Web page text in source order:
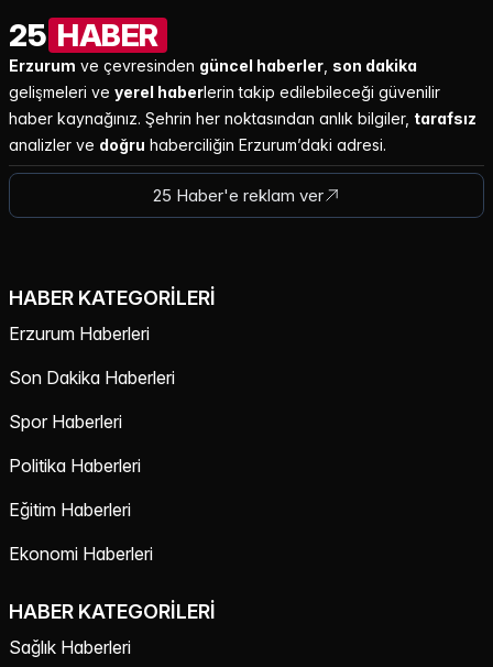
25 HABER
Erzurum ve çevresinden güncel haberler son dakika
gelişmeleri ve yerel haberlerin takip edilebileceği güvenilir
haber kaynağınız. Şehrin her noktasından anlık bilgiler, tarafsız
analizler ve doğru haberciliğin Erzurum’daki adresi.
25 Haber'e reklam ver
HABER KATEGORILERI
Erzurum Haberleri
Son Dakika Haberleri
Spor Haberleri
Politika Haberleri
Eğitim Haberleri
Ekonomi Haberleri
HABER KATEGORILERI
Sağlık Haberleri